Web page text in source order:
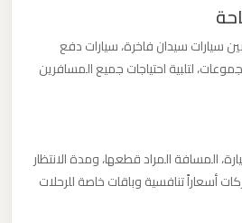
سيارات سيدان فاخرة، سيارات دفع
لتلبية احتياجات جميع المسافرين
المسافة المراد قطعها، ومدة الانتظار
أسعاراً تنافسية وباقات خاصة للرحلات